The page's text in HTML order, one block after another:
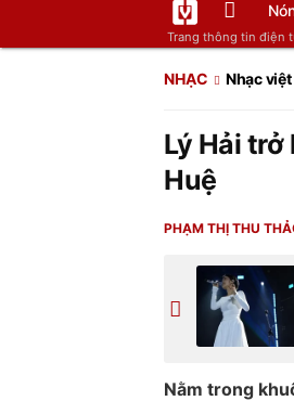
Trang thông tin điện
NHẠC Nhạc việt
Lý Hải
Huệ
PHẠM THỊ THU
Nằm trong